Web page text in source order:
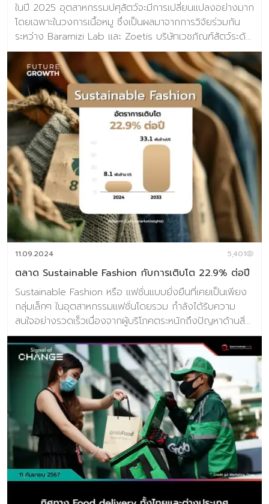
ในปี 2025 อุตสาหกรรมปศุสัตว์จะมีการเปลี่ยนแปลงอย่างมาก
โดยเฉพาะในวงการเนื้อหมู ซึ่งเป็นผลมาจากการวิจัยร่วมกัน
ระหว่าง Baramizi Lab และ Zoetis บริษัทเวชภัณฑ์สัตว์ระดับ
โลก การวิจัยนี้ไม่เพียงแต่จะช่วยให้อุตสาหกรรมอาหารเติบโต
แต่ยังเปิดโอกาสใหม่ๆ ในการสร้างแบรนด์สำหรับธุรกิจสินค้า
เกษตรและสินค้าแปรรูปจากเนื้อหมูอีกด้วย 1. ผู้บริโภคทานเพื่อ
สุขภาพที่ดีทั้งกายและใจ ผู้บริโภคในปัจจุบันให้ความสำคัญกับ
สุขภาพมากขึ้น อุตสาหกรรมเนื้อหมูจึงต้องพัฒนาผลิตภัณฑ์ที่
มีคุณค่าทางอาหารสูง เช่น เนื้อหมูที่มีโปรตีนสูง ไขมันต่ำ และมี
สารอาหารอย่างโอเมกา 3 ตัวอย่างเช่น ไส้กรอกโอเมกา 3
จาก Wampler’s farm ที่ช่วยเพิ่มคุณค่าด้วยกรดไขมันโอเม
กา 3 ของ DHA และ EPA ซึ่งสนับสนุนการพัฒนาของหัวใจ
และสมอง หรือแพลตฟอร์ม Hakko Hub ที่สนับสนุนการหมัก
เนื้อสัตว์ ทำให้เนื้อสัตว์ย่อยง่ายขึ้น และเพิ่มความเข้มข้นของ
วิตามินและแร่ธาตุ เช่น วิตามินบี และธาตุเหล็ก 2. ผู้บริโภคทาน
เพื่อรับประสบการณ์แปลกใหม่ รสชาติและรูปลักษณ์ที่แปลกใหม่
กำลังเป็นที่ต้องการของผู้บริโภค วงการอาหารจึงพัฒนา
สินค้าและประสบการณ์ให้ครอบคลุมชีวิตประจำวันมากขึ้น เช่น
ก […]
11.09.2024 5,401
ตลาด Sustainable Fashion กับการเติบโต 22.9% ต่อปี
Sustainable Fashion หรือ แฟชั่นแบบยั่งยืนที่เคยเป็นเพียง
กลุ่มเล็กๆ ในอุตสาหกรรมแฟชั่นโดยรวม กำลังได้รับความ
สนใจอย่างรวดเร็วเนื่องจากผู้บริโภคตระหนักถึงปัญหาด้านสิ่ง
แวดล้อมและจริยธรรมมากขึ้น ในปี 2024 ตลาดแฟชั่นยั่งยืน
ระดับโลกมีมูลค่า 8.1 พันล้านเหรียญสหรัฐในปี 2024 และคาด
ว่าจะเติบโตถึง 33.1 พันล้านเหรียญสหรัฐภายในปี 2033 ด้วย
อัตรา CAGR 22.9% ในช่วงคาดการณ์ปี 2024 – 2033
แม้ว่าจะเป็นเพียงส่วนเล็ก ๆ ของอุตสาหกรรมขนาดใหญ่ แต่
ผลกระทบของแฟชั่นยั่งยืนกำลังเติบโตขึ้นเรื่อย ๆ เนื่องจาก
แบรนด์และผู้ค้าปลีกรายใหญ่ต่างนำแนวทางการปฏิบัติที่ยั่งยืน
เข้ามาใช้ในธุรกิจของตน การเพิ่มขึ้นของแบรนด์แฟชั่นยั่งยืน
ร่วมกับการนำโครงการริเริ่มสีเขียวมาใช้โดยบริษัทที่จัดตั้งขึ้น
แล้ว กำลังผลักดันตลาดให้ก้าวไปข้างหน้า พร้อมแรงหนุนจาก
ความต้องการผลิตภัณฑ์ที่เป็นมิตรต่อสิ่งแวดล้อมที่เพิ่มขึ้น
อย่างมาก โดยเฉพาะในกลุ่มผู้บริโภครุ่นใหม่ที่ให้ความสำคัญกับ